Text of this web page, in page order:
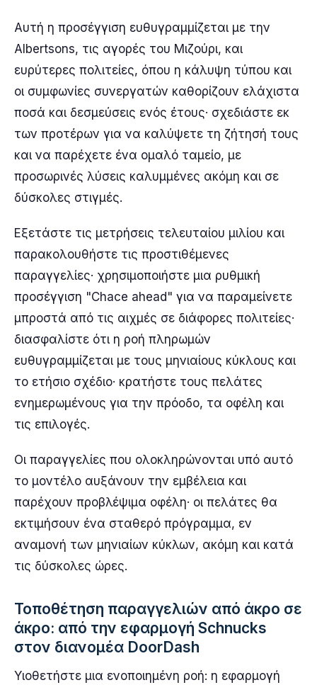
Αυτή η προσέγγιση ευθυγραμμίζεται με την
Albertsons, τις αγορές του Μιζούρι, και
ευρύτερες πολιτείες, όπου η κάλυψη τύπου και
οι συμφωνίες συνεργατών καθορίζουν ελάχιστα
ποσά και δεσμεύσεις ενός έτους· σχεδιάστε εκ
των προτέρων για να καλύψετε τη ζήτησή τους
και να παρέχετε ένα ομαλό ταμείο, με
προσωρινές λύσεις καλυμμένες ακόμη και σε
δύσκολες στιγμές.
Εξετάστε τις μετρήσεις τελευταίου μιλίου και
παρακολουθήστε τις προστιθέμενες
παραγγελίες· χρησιμοποιήστε μια ρυθμική
προσέγγιση "Chace ahead" για να παραμείνετε
μπροστά από τις αιχμές σε διάφορες πολιτείες·
διασφαλίστε ότι η ροή πληρωμών
ευθυγραμμίζεται με τους μηνιαίους κύκλους και
το ετήσιο σχέδιο· κρατήστε τους πελάτες
ενημερωμένους για την πρόοδο, τα οφέλη και
τις επιλογές.
Οι παραγγελίες που ολοκληρώνονται υπό αυτό
το μοντέλο αυξάνουν την εμβέλεια και
παρέχουν προβλέψιμα οφέλη· οι πελάτες θα
εκτιμήσουν ένα σταθερό πρόγραμμα, εν
αναμονή των μηνιαίων κύκλων, ακόμη και κατά
τις δύσκολες ώρες.
Τοποθέτηση παραγγελιών από άκρο σε
άκρο: από την εφαρμογή Schnucks
στον διανομέα DoorDash
Υιοθετήστε μια ενοποιημένη ροή: η εφαρμογή